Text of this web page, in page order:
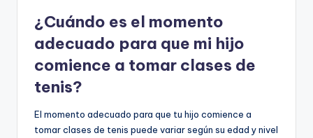
¿Cuándo es el momento
adecuado para que mi hijo
comience a tomar clases de
tenis?
El momento adecuado para que tu hijo comience a
tomar clases de tenis puede variar según su edad y nivel